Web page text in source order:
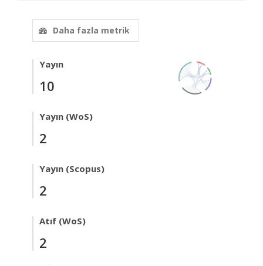
Daha fazla metrik
Yayın
10
Yayın (WoS)
2
Yayın (Scopus)
2
Atıf (WoS)
2